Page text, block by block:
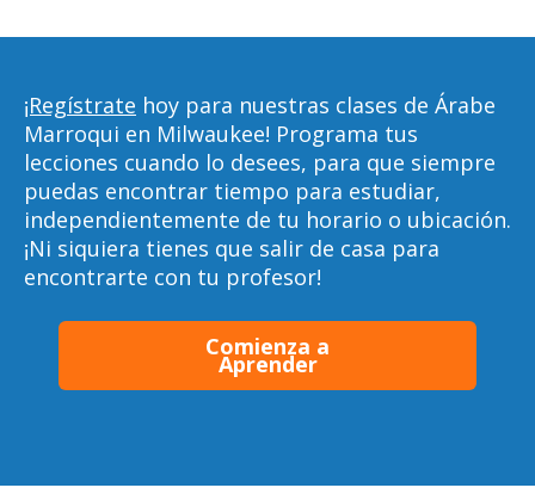
¡Regístrate hoy para nuestras clases de Árabe
Marroqui en Milwaukee! Programa tus
lecciones cuando lo desees, para que siempre
puedas encontrar tiempo para estudiar,
independientemente de tu horario o ubicación.
¡Ni siquiera tienes que salir de casa para
encontrarte con tu profesor!
Comienza a
Aprender